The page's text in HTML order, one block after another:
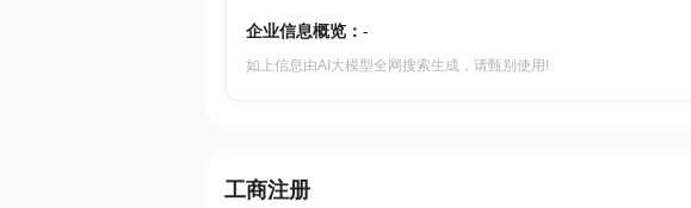
企业信息概览： -
如上信息由AI大模型全网搜索生成，请甄别使用!
工商注册